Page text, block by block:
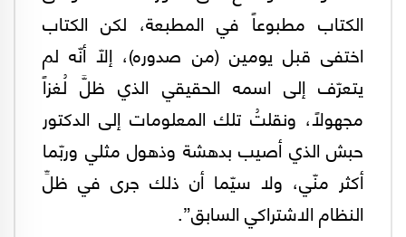
الكتاب مطبوعاً في المطبعة، لكن الكتاب
اختفى قبل يومين (من صدوره)، إلّا أنّه لم
يتعرّف إلى اسمه الحقيقي الذي ظلَّ لُغزاً
مجهولاً، ونقلتُ تلك المعلومات إلى الدكتور
حبش الذي أصيب بدهشة وذهول مثلي وربّما
أكثر منّي، ولا سيّما أن ذلك جرى في ظلِّ
النظام الاشتراكي السابق”.